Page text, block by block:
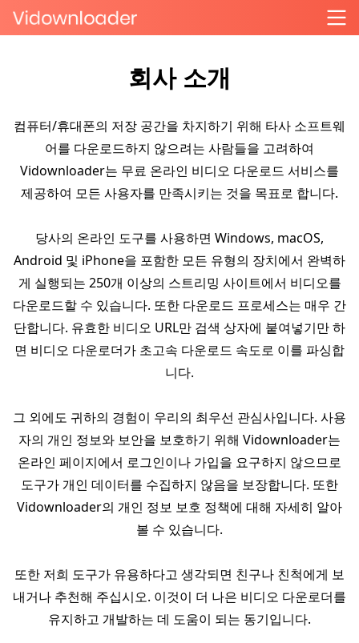
회사 소개
컴퓨터/휴대폰의 저장 공간을 차지하기 위해 타사 소프트웨
어를 다운로드하지 않으려는 사람들을 고려하여
Vidownloader는 무료 온라인 비디오 다운로드 서비스를
제공하여 모든 사용자를 만족시키는 것을 목표로 합니다.
당사의 온라인 도구를 사용하면 Windows, macOS,
Android 및 iPhone을 포함한 모든 유형의 장치에서 완벽하
게 실행되는 250개 이상의 스트리밍 사이트에서 비디오를
다운로드할 수 있습니다. 또한 다운로드 프로세스는 매우 간
단합니다. 유효한 비디오 URL만 검색 상자에 붙여넣기만 하
면 비디오 다운로더가 초고속 다운로드 속도로 이를 파싱합
니다.
그 외에도 귀하의 경험이 우리의 최우선 관심사입니다. 사용
자의 개인 정보와 보안을 보호하기 위해 Vidownloader는
온라인 페이지에서 로그인이나 가입을 요구하지 않으므로
도구가 개인 데이터를 수집하지 않음을 보장합니다. 또한
Vidownloader의 개인 정보 보호 정책에 대해 자세히 알아
볼 수 있습니다.
또한 저희 도구가 유용하다고 생각되면 친구나 친척에게 보
내거나 추천해 주십시오. 이것이 더 나은 비디오 다운로더를
유지하고 개발하는 데 도움이 되는 동기입니다.